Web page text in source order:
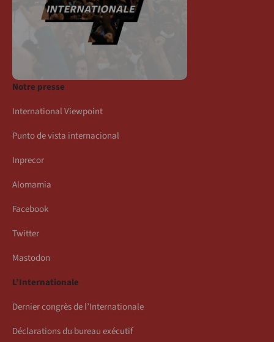
Notre presse
International Viewpoint
Punto de vista internacional
Inprecor
Alomamia
Facebook
Twitter
Mastodon
L’Internationale
Dernier congrès de l’Internationale
Déclarations du bureau exécutif